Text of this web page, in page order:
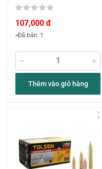
107,000 đ
Đã bán: 1
Thêm vào giỏ hàng